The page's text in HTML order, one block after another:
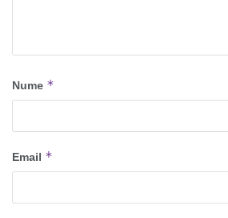
Nume *
Email *